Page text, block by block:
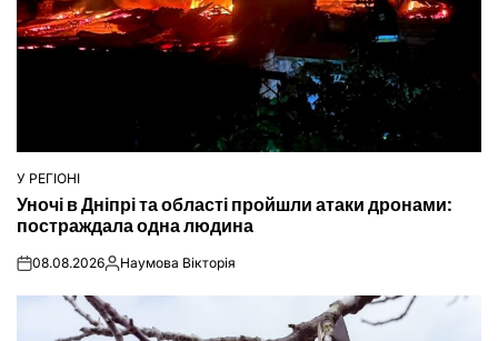
ОПУБЛІКУВАТИ
У
У РЕГІОНІ
Уночі в Дніпрі та області пройшли атаки дронами:
постраждала одна людина
on08.08.2026Опубліковано
Наумова Вікторія